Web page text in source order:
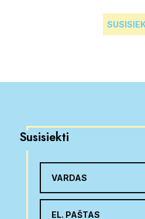
Susisiekti